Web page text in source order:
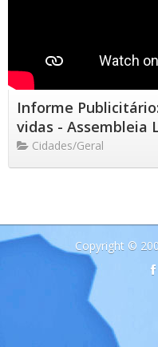
Informe
vidas - Assembleia
Cidades/Geral
Copyright ©